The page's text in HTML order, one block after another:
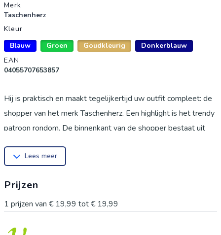
Merk
Taschenherz
Kleur
Blauw
Groen Goudkleurig
Donkerblauw
EAN
04055707653857
Hij is praktisch en maakt tegelijkertijd uw outfit compleet: de
shopper van het merk Taschenherz. Een highlight is het trendy
patroon rondom. De binnenkant van de shopper bestaat uit
schouderriem met een lengte van ca. 155.0 cm. Afm. ca. 33 x
binnenvakken en een zijvakje. Elk item is uniek! Bestel deze
shopper heel makkelijk online en in een mum van tijd wordt
Lees meer
Prijzen
1 prijzen van € 19,99 tot€ 19,99